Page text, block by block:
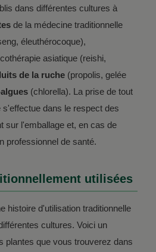
dans différentes cultures à
de la médecine traditionnelle
éleuthérocoque),
asiatique (reishi,
de la ruche (propolis, gelée
(chlorella). La prise de tout
dans le respect des
sur l'emballage et, en cas de
professionnel de santé.
utilisées
histoire d'utilisation traditionnelle
cultures. Voici un
plantes que vous trouverez dans